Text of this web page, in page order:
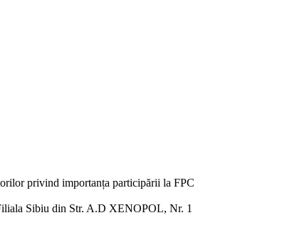
privind importanța participării la FPC
Sibiu din Str. A.D XENOPOL, Nr. 1